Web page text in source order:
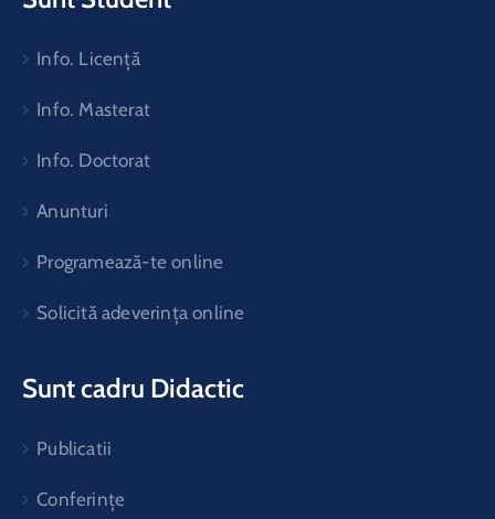
Info. Licență
Info. Masterat
Info. Doctorat
Anunturi
Programează-te online
Solicită adeverința online
Sunt cadru Didactic
Publicatii
Conferințe